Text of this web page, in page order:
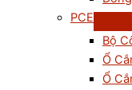
PCE
Bộ
Ổ
Ổ